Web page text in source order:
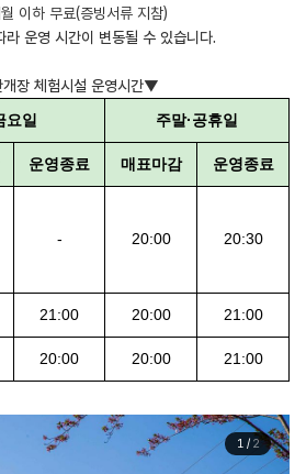
이하 무료(증빙서류 지참)
운영 시간이 변동될 수 있습니다.
장 체험시설 운영시간▼
요일 주말·공휴일
운영종료 매표마감 운영종료
- 20:00 20:30
21:00 20:00 21:00
20:00 20:00 21:00
1/ 2